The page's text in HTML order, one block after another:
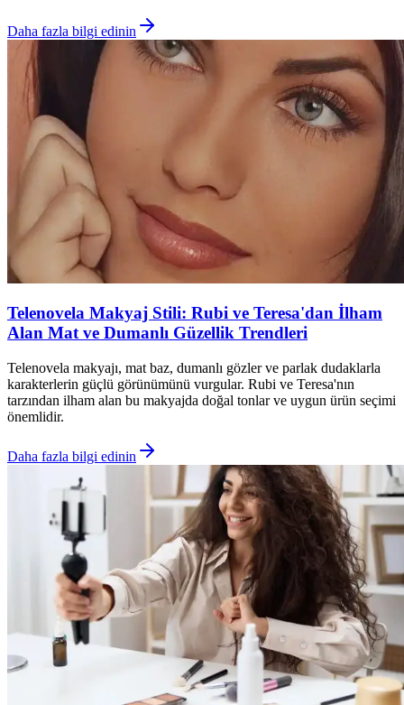
Daha fazla bilgi edinin
Telenovela Makyaj Stili: Rubi ve Teresa'dan İlham
Alan Mat ve Dumanlı Güzellik Trendleri
Telenovela makyajı, mat baz, dumanlı gözler ve parlak dudaklarla
karakterlerin güçlü görünümünü vurgular. Rubi ve Teresa'nın
tarzından ilham alan bu makyajda doğal tonlar ve uygun ürün seçimi
önemlidir.
Daha fazla bilgi edinin